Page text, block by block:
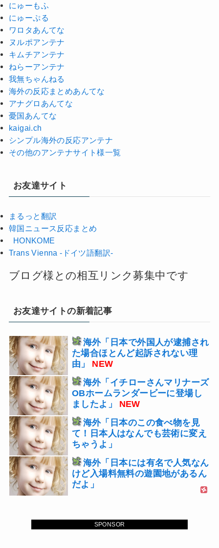
にゅーもふ
にゅーぷる
ワロタあんてな
ヌルポアンテナ
キムチアンテナ
ねらーアンテナ
我無ちゃんねる
海外の反応まとめあんてな
アナグロあんてな
憂国あんてな
kaigai.ch
シンプル海外の反応アンテナ
その他のアンテナサイト様一覧
お友達サイト
まるっと翻訳
韓国ニュース反応まとめ
HONKOME
Trans Vienna -ドイツ語翻訳-
ブログ様との相互リンク募集中です
お友達サイトの新着記事
SPONSOR
海外「日本で外国人が逮捕され
た場合ほとんど起訴されない理
由」
NEW
海外「イチローさんマリナーズ
OBホームランダービーに登場し
ましたよ」
NEW
海外「日本のこの食べ物を見
て！日本人はなんでも芸術に変え
ちゃうよ」
海外「日本には有名で人気なん
けど入場料無料の遊園地があるん
だよ」